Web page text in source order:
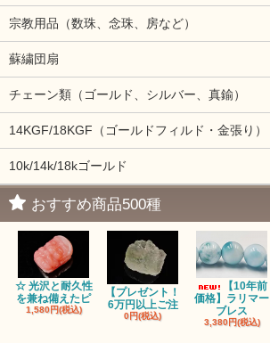
宗教用品（数珠、念珠、房など）
蘇繍団扇
チェーン類（ゴールド、シルバー、真鍮）
14KGF/18KGF（ゴールドフィルド・金張り）
10k/14k/18kゴールド
おすすめ商品500種
☆ 光沢と耐久性
を兼ね備えたピ
1,580円(税込)
【プレゼント！
6万円以上ご注
0円(税込)
【10年前
価格】ラリマー
ブレス
3,380円(税込)